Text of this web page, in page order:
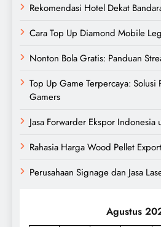
Rekomendasi Hotel Dekat
Cara Top Up Diamond Mobile
Nonton Bola Gratis: Panduan
Top Up Game Terpercaya:
Gamers
Jasa Forwarder Ekspor
Rahasia Harga Wood Pellet
Perusahaan Signage dan Jasa
Agustus